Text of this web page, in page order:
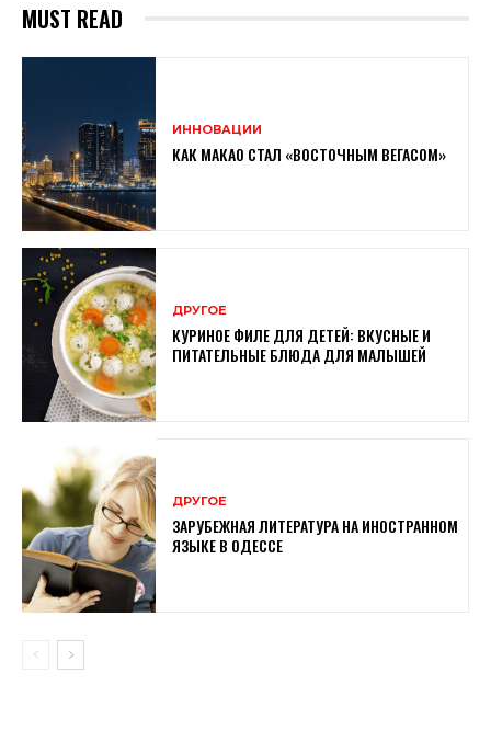
MUST READ
ИННОВАЦИИ
КАК МАКАО СТАЛ «ВОСТОЧНЫМ ВЕГАСОМ»
ДРУГОЕ
КУРИНОЕ ФИЛЕ ДЛЯ ДЕТЕЙ: ВКУСНЫЕ И
ПИТАТЕЛЬНЫЕ БЛЮДА ДЛЯ МАЛЫШЕЙ
ДРУГОЕ
ЗАРУБЕЖНАЯ ЛИТЕРАТУРА НА ИНОСТРАННОМ
ЯЗЫКЕ В ОДЕССЕ